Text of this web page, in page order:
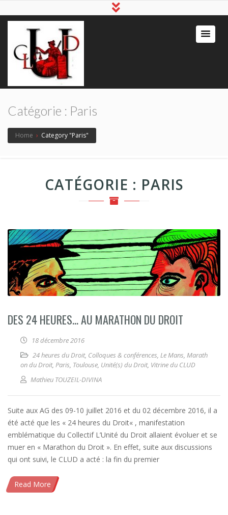
Catégorie : Paris
Home › Category "Paris"
CATÉGORIE : PARIS
DES 24 HEURES… AU MARATHON DU DROIT
18 décembre 2016
24 heures du Droit, Colloques & conférences, Le Mans, Marath
on du Droit, Paris, Toulouse, Unité(s) du Droit, Vitrine du CLUD
Mathieu TOUZEIL-DIVINA
Suite aux AG des 09-10 juillet 2016 et du 02 décembre 2016, il a
été acté que les « 24 heures du Droit« , manifestation
emblématique du Collectif L’Unité du Droit allaient évoluer et se
muer en « Marathon du Droit ». En effet, suite aux discussions
qui ont suivi, le CLUD a acté : la fin du premier
Read More